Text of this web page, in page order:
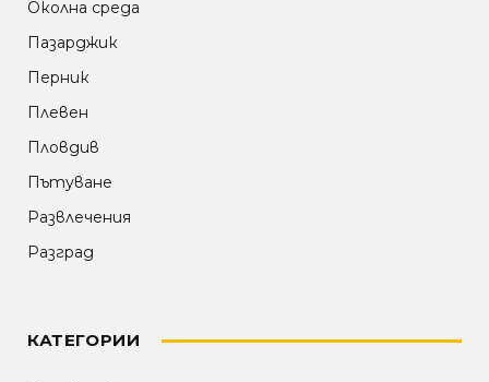
Околна среда
Пазарджик
Перник
Плевен
Пловдив
Пътуване
Развлечения
Разград
КАТЕГОРИИ